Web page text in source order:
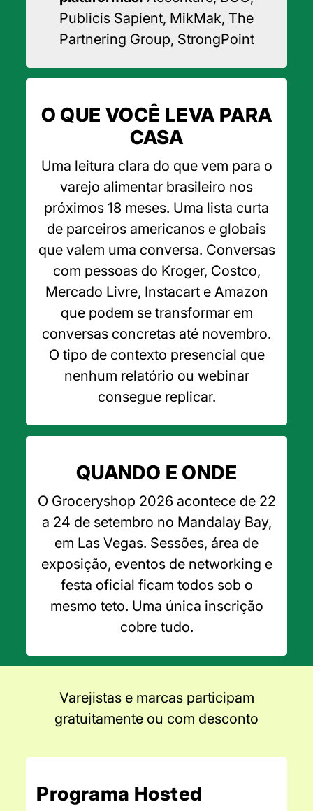
Publicis Sapient, MikMak, The
Partnering Group, StrongPoint
O QUE VOCÊ LEVA PARA
CASA
Uma leitura clara do que vem para o
varejo alimentar brasileiro nos
próximos 18 meses. Uma lista curta
de parceiros americanos e globais
que valem uma conversa. Conversas
com pessoas do Kroger, Costco,
Mercado Livre, Instacart e Amazon
que podem se transformar em
conversas concretas até novembro.
O tipo de contexto presencial que
nenhum relatório ou webinar
consegue replicar.
QUANDO E ONDE
O Groceryshop 2026 acontece de 22
a 24 de setembro no Mandalay Bay,
em Las Vegas. Sessões, área de
exposição, eventos de networking e
festa oficial ficam todos sob o
mesmo teto. Uma única inscrição
cobre tudo.
Varejistas e marcas participam
gratuitamente ou com desconto
Programa Hosted